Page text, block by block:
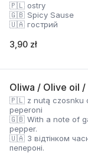
🇵🇱 ostry
🇬🇧 Spicy Sause
🇺🇦 гострий
3,90 zł
Oliwa / Olive oil /
🇵🇱 z nutą czosnku
peperoni
🇬🇧 With a note of
pepper.
🇺🇦 З відтінком
пепероні.